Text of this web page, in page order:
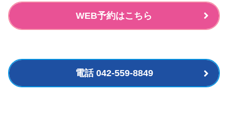
WEB予約はこちら
電話 042-559-8849